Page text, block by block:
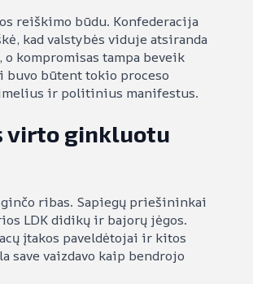
reiškimo būdu. Konfederacija
kad valstybės viduje atsiranda
kompromisas tampa beveik
būtent tokio proceso
ir politinius manifestus.
virto ginkluotu
ribas. Sapiegų priešininkai
LDK didikų ir bajorų jėgos.
įtakos paveldėtojai ir kitos
save vaizdavo kaip bendrojo